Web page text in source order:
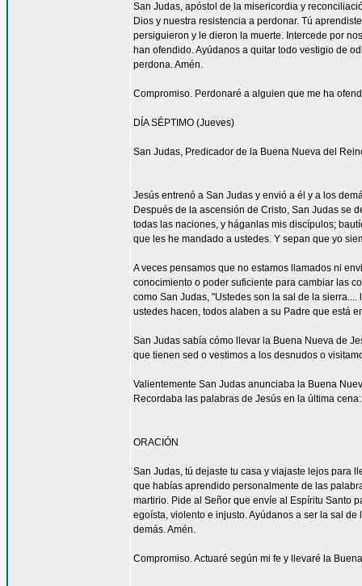
San Judas, apóstol de la misericordia y
Dios y nuestra resistencia a perdonar. Tú
persiguieron y le dieron la muerte. Intercede por
han ofendido. Ayúdanos a quitar todo vestigio de
perdona. Amén.
Compromiso. Perdonaré a alguien que me ha
DÍA SÉPTIMO (Jueves)
San Judas, Predicador de la Buena Nueva del
Jesús entrenó a San Judas y envió a él y a los
Después de la ascensión de Cristo, San Judas se
todas las naciones, y háganlas mis discípulos;
que les he mandado a ustedes. Y sepan que yo
A veces pensamos que no estamos llamados ni
conocimiento o poder suficiente para cambiar las
como San Judas, "Ustedes son la sal de la
ustedes hacen, todos alaben a su Padre que está
San Judas sabía cómo llevar la Buena Nueva de
que tienen sed o vestimos a los desnudos o
Valientemente San Judas anunciaba la Buena
Recordaba las palabras de Jesús en la última
ORACIÓN
San Judas, tú dejaste tu casa y viajaste lejos para
que habías aprendido personalmente de las
martirio. Pide al Señor que envíe al Espíritu Santo
egoísta, violento e injusto. Ayúdanos a ser la sal
demás. Amén.
Compromiso. Actuaré según mi fe y llevaré la